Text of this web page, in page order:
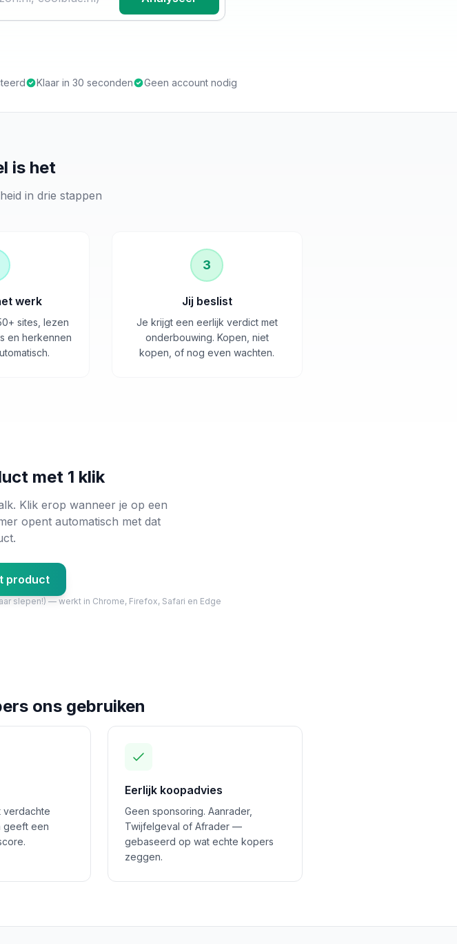
Klaar in 30 seconden Geen account nodig
is het
in drie stappen
werk
sites, lezen
en herkennen
3
Jij beslist
Je krijgt een eerlijk verdict met
onderbouwing. Kopen, niet
kopen, of nog even wachten.
met 1 klik
Klik erop wanneer je op een
opent automatisch met dat
product
slepen!) — werkt in Chrome, Firefox, Safari en Edge
ons gebruiken
verdachte
geeft een
Eerlijk koopadvies
Geen sponsoring. Aanrader,
Twijfelgeval of Afrader —
gebaseerd op wat echte kopers
zeggen.